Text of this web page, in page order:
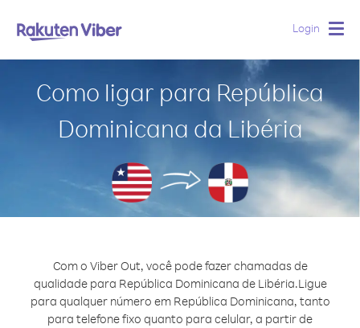
Login
Como ligar para República
Dominicana da Libéria
Com o Viber Out, você pode fazer chamadas de
qualidade para República Dominicana de Libéria.Ligue
para qualquer número em República Dominicana, tanto
para telefone fixo quanto para celular, a partir de